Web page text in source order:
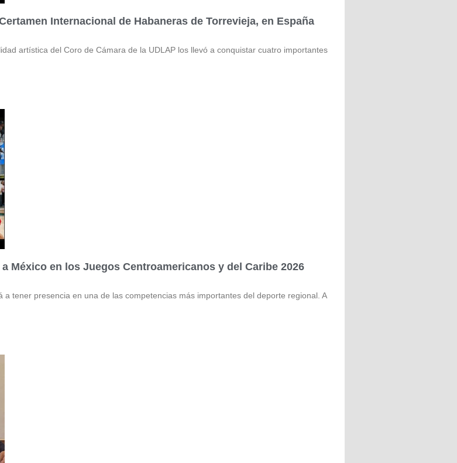
Internacional de Habaneras de Torrevieja, en España
artística del Coro de Cámara de la UDLAP los llevó a conquistar cuatro importantes
México en los Juegos Centroamericanos y del Caribe 2026
a tener presencia en una de las competencias más importantes del deporte regional. A